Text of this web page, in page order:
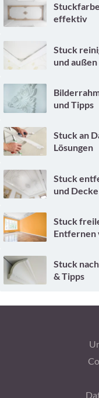
effektiv
Stuck
und außen
und Tipps
Stuck an
Lösungen
Stuck
und Decke
Stuck
Entfernen
Stuck
& Tipps